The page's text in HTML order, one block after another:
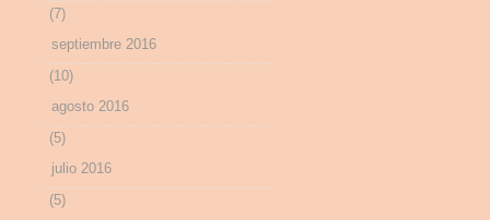
(7)
septiembre 2016
(10)
agosto 2016
(5)
julio 2016
(5)